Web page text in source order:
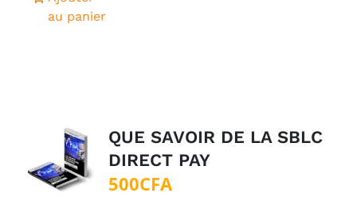
au panier
QUE SAVOIR DE LA SBLC
DIRECT PAY
500CFA